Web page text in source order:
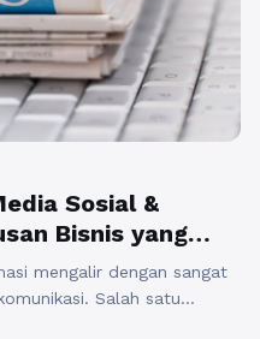
Sosial &
Bisnis yang
mengalir dengan sangat
Salah satu